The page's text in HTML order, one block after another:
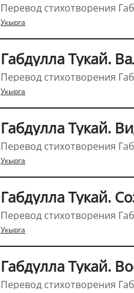
Перевод стихотворения
Укырга
Габдулла Тукай.
Перевод стихотворения
Укырга
Габдулла Тукай.
Перевод стихотворения
Укырга
Габдулла Тукай.
Перевод стихотворения
Укырга
Габдулла Тукай.
Перевод стихотворения